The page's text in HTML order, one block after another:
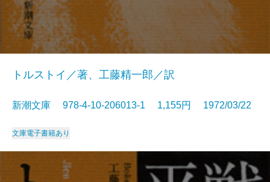
トルストイ／著、工藤精一郎／訳
新潮文庫 978-4-10-206013-1 1,155円 1972/03/22
文庫電子書籍あり